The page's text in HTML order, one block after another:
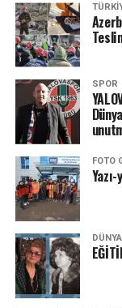
SPOR
FOTO
DÜNYA